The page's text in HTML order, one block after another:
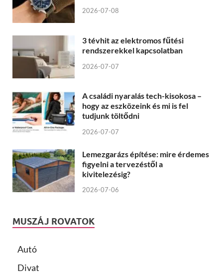
2026-07-08
3 tévhit az elektromos fűtési
rendszerekkel kapcsolatban
2026-07-07
A családi nyaralás tech-kisokosa –
hogy az eszközeink és mi is fel
tudjunk töltődni
2026-07-07
Lemezgarázs építése: mire érdemes
figyelni a tervezéstől a
kivitelezésig?
2026-07-06
MUSZÁJ ROVATOK
Autó
Divat